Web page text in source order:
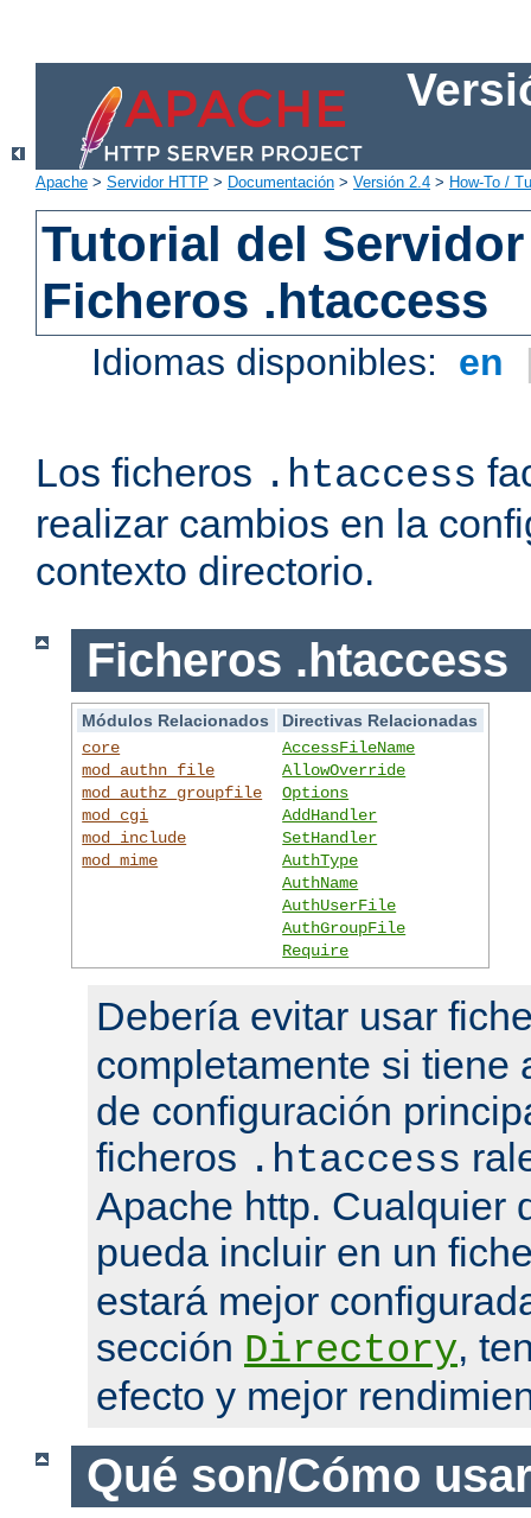
Apache > Servidor HTTP > Documentación > Versión 2.4 > How-To /
Tutorial del
Ficheros .htaccess
Idiomas disponibles: en
Los ficheros .htaccess
realizar cambios en la
contexto directorio.
Ficheros .htaccess
Módulos Relacionados
Directivas Relacionadas
core
mod_authn_file
mod_authz_groupfile
mod_cgi
mod_include
mod_mime
AccessFileName
AllowOverride
Options
AddHandler
SetHandler
AuthType
AuthName
AuthUserFile
AuthGroupFile
Require
Debería evitar usar
completamente si tiene
de configuración
ficheros .htaccess
Apache http. Cualquier
pueda incluir en un
estará mejor
sección Directory,
efecto y mejor
Qué son/Cómo